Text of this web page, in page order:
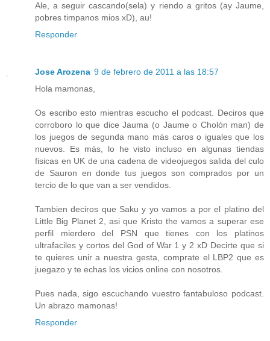
Ale, a seguir cascando(sela) y riendo a gritos (ay Jaume,
pobres timpanos mios xD), au!
Responder
Jose Arozena 9 de febrero de 2011 a las 18:57
Hola mamonas,
Os escribo esto mientras escucho el podcast. Deciros que
corroboro lo que dice Jauma (o Jaume o Cholón man) de
los juegos de segunda mano más caros o iguales que los
nuevos. Es más, lo he visto incluso en algunas tiendas
fisicas en UK de una cadena de videojuegos salida del culo
de Sauron en donde tus juegos son comprados por un
tercio de lo que van a ser vendidos.
Tambien deciros que Saku y yo vamos a por el platino del
Little Big Planet 2, asi que Kristo the vamos a superar ese
perfil mierdero del PSN que tienes con los platinos
ultrafaciles y cortos del God of War 1 y 2 xD Decirte que si
te quieres unir a nuestra gesta, comprate el LBP2 que es
juegazo y te echas los vicios online con nosotros.
Pues nada, sigo escuchando vuestro fantabuloso podcast.
Un abrazo mamonas!
Responder